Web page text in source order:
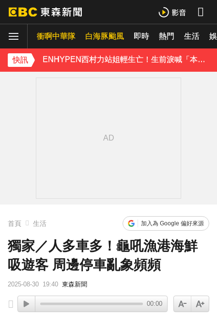
衝啊中華隊 白海豚颱風 即時 熱門 生活
快訊
羅美玲連生三胎！自爆與尪「2年沒接吻」白家綺急拱放閃
ENHYPEN西村力站姐輕生亡！生前淚喊「本想再活久點」粉絲怒轟：別再差別對待
首頁 生活 加入為 Google 偏好來源
獨家／人多車多！龜吼漁港海鮮
吸遊客 周邊停車亂象頻頻
2025-08-30 19:40 東森新聞
00:00